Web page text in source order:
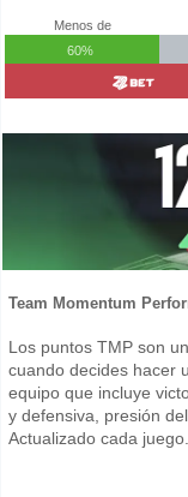
Menos de
60%
Team Momentum
Los puntos TMP son
cuando decides hacer
equipo que incluye
y defensiva, presión
Actualizado cada juego.